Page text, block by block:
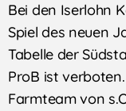
Bei den Iserlohn
Spiel des neuen
Tabelle der
ProB ist
Farmteam von